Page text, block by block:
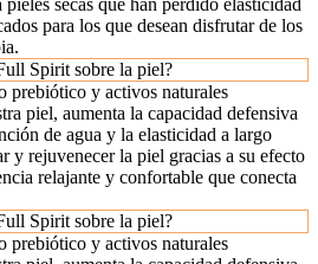
para los que desean disfrutar de los
Spirit sobre la piel?
prebiótico y activos naturales
piel, aumenta la capacidad defensiva
de agua y la elasticidad a largo
y rejuvenecer la piel gracias a su efecto
relajante y confortable que conecta
Spirit sobre la piel?
prebiótico y activos naturales